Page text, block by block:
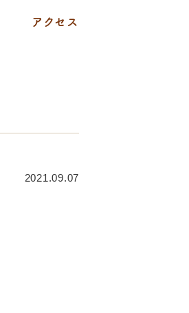
アクセス
2021.09.07